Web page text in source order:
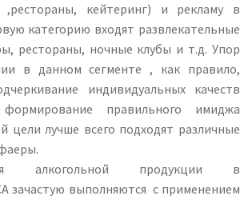
,рестораны, кейтеринг) и рекламу в
категорию входят развлекательные
рестораны, ночные клубы и т.д. Упор
в данном сегменте , как правило,
индивидуальных качеств
правильного имиджа
цели лучше всего подходят различные
алкогольной продукции в
зачастую выполняются с применением